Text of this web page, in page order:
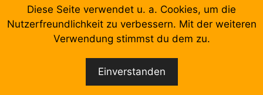
Chronologische Aufzählung der Beiträge
© 2026 Forum Gewerkschaftliche Linke Berlin
Diese Seite verwendet u. a. Cookies, um die
Nutzerfreundlichkeit zu verbessern. Mit der weiteren
Verwendung stimmst du dem zu.
Einverstanden